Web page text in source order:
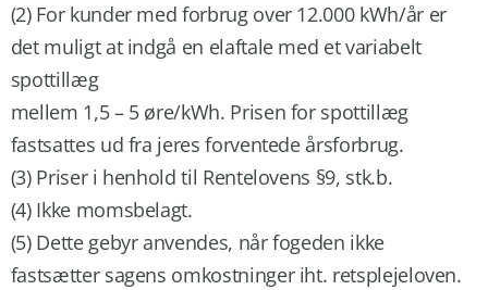
(2) For kunder med forbrug over 12.000 kWh/år er
det muligt at indgå en elaftale med et variabelt
spottillæg
mellem 1,5 – 5 øre/kWh. Prisen for spottillæg
fastsattes ud fra jeres forventede årsforbrug.
(3) Priser i henhold til Rentelovens §9, stk.b.
(4) Ikke momsbelagt.
(5) Dette gebyr anvendes, når fogeden ikke
fastsætter sagens omkostninger iht. retsplejeloven.